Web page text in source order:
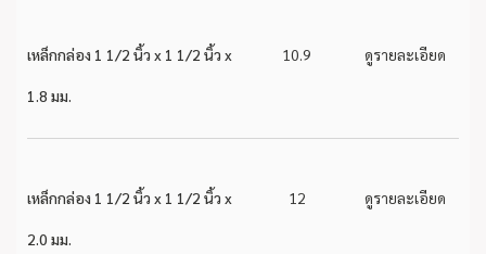
เหล็กกล่อง 1 1/2 นิ้ว x 1 1/2 นิ้ว x
1.8 มม.
10.9 ดูรายละเอียด
เหล็กกล่อง 1 1/2 นิ้ว x 1 1/2 นิ้ว x
2.0 มม.
12 ดูรายละเอียด